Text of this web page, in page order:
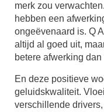
merk zou
hebben een
ongeëvenaard is. Q
altijd al goed uit,
betere afwerking
En deze positieve
geluidskwaliteit.
verschillende